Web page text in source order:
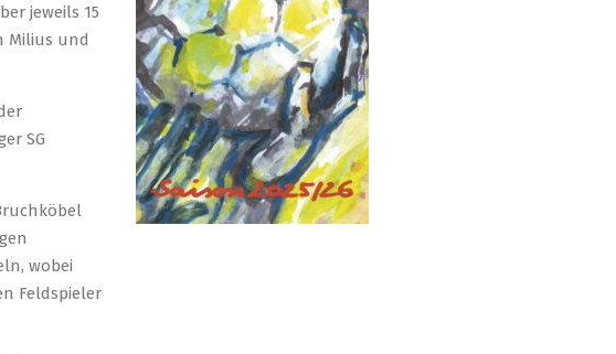
jeweils 15
Milius und
SG
wobei
Feldspieler